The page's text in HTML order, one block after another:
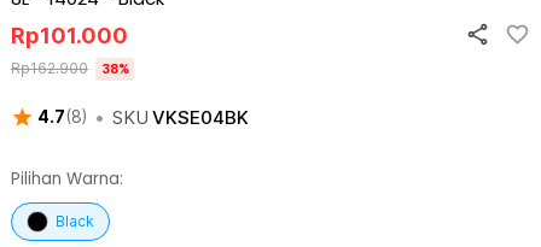
4.7(8) • SKU VKSE04BK
Rp101.000
Rp162.900 38%
Pilihan Warna:
Black